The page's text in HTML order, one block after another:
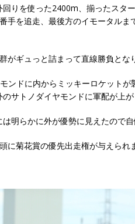
りを使った2400m、揃ったスタ
手を追走、最後方のイモータルま
がギュっと詰まって直線勝負とな
ンドに内からミッキーロケットが
サトノダイヤモンドに軍配が上が
明らかに外が優勢に見えたので
に菊花賞の優先出走権が与えられ